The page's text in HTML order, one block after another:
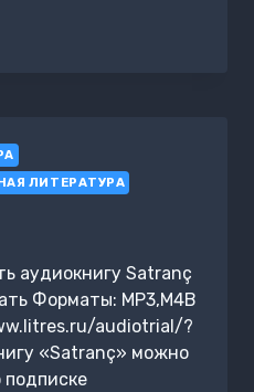
ЛИТЕРАТУРА
аудиокнигу Satranç
Форматы: MP3,M4B
audiotrial/?
«Satranç» можно
подписке